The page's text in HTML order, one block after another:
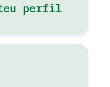
teu perfil